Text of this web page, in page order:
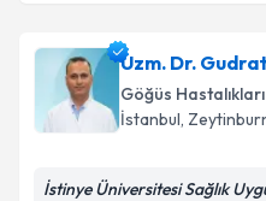
Takvim
Uzm. Dr. Ayten
talebi oluşturun. Size bu
için bir takvim
bilgilendireceğiz.
E-posta Adresiniz
Uzm. Dr.
Göğüs Hastalıkları
İstanbul,
İstinye Üniversitesi Sağlık